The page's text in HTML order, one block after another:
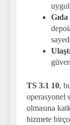
TS 3.1 10,
operasyonel
olmasına
hizmete